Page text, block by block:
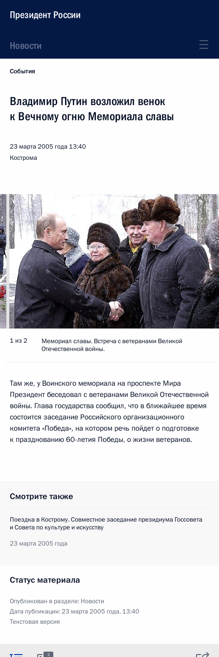
Президент России
Новости
События
Владимир Путин возложил венок
к Вечному огню Мемориала славы
23 марта 2005 года 13:40
Кострома
1 из 2
Мемориал славы. Встреча с ветеранами Великой
Отечественной войны.
Там же, у Воинского мемориала на проспекте Мира
Президент беседовал с ветеранами Великой Отечественной
войны. Глава государства сообщил, что в ближайшее время
состоится заседание Российского организационного
комитета «Победа», на котором речь пойдет о подготовке
к празднованию 60-летия Победы, о жизни ветеранов.
Смотрите также
Поездка в Кострому. Совместное заседание президиума Госсовета
и Совета по культуре и искусству
23 марта 2005 года
Статус материала
Опубликован в разделе: Новости
Дата публикации:23 марта 2005 года, 13:40
Текстовая версия
2